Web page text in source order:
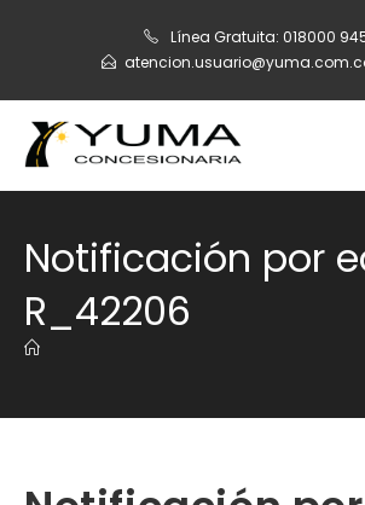
Línea Gratuita: 018000
Notificación por
R_42206